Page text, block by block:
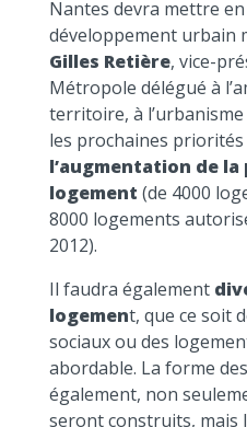
Nantes devra mettre
développement urbain
Gilles Retière, vice-
Métropole délégué à
territoire, à
les prochaines priorités
l’augmentation de
logement (de 4000
8000 logements
2012).
Il faudra également
logement, que ce soit
sociaux ou des
abordable. La forme
également, non
seront construits, mais